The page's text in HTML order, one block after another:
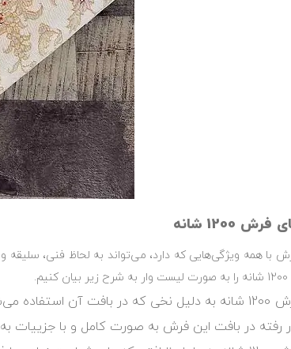
1200 شانه
با همه ویژگی‌هایی که دارد، می‌تواند به لحاظ فنی، سلیقه
رفته در بافت این فرش به صورت کامل و با جزییات